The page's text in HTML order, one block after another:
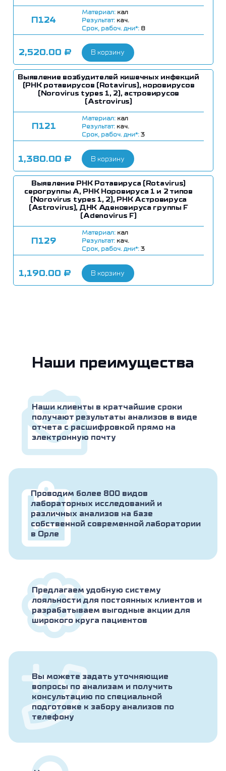
П124
Материал: кал
Результат: кач.
Срок, рабоч. дни*: 8
2,520.00 ₽ В корзину
Выявление возбудителей кишечных инфекций
(РНК ротавирусов (Rotavirus), норовирусов
(Norovirus types 1, 2), астровирусов
(Astrovirus)
П121
Материал: кал
Результат: кач.
Срок, рабоч. дни*:3
1,380.00 ₽ В корзину
Выявление РНК Ротавируса (Rotavirus)
серогруппы A, РНК Норовируса 1 и 2 типов
(Norovirus types 1, 2), РНК Астровируса
(Astrovirus), ДНК Аденовируса группы F
(Adenovirus F)
П129
Материал: кал
Результат: кач.
Срок, рабоч. дни*:3
1,190.00 ₽ В корзину
Наши преимущества
Наши клиенты в кратчайшие сроки
получают результаты анализов в виде
отчета с расшифровкой прямо на
электронную почту
Проводим более 800 видов
лабораторных исследований и
различных анализов на базе
собственной современной лаборатории
в Орле
Предлагаем удобную систему
лояльности для постоянных клиентов и
разрабатываем выгодные акции для
широкого круга пациентов
Вы можете задать уточняющие
вопросы по анализам и получить
консультацию по специальной
подготовке к забору анализов по
телефону